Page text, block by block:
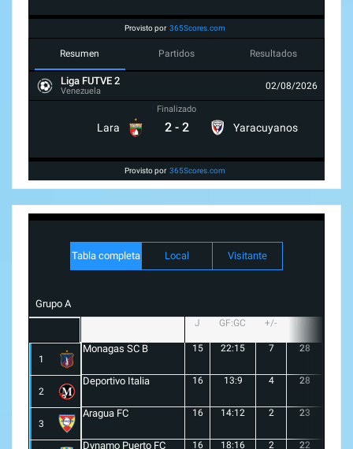
Provisto por 365Scores.com
Resumen Partidos Resultados
Liga FUTVE 2
Venezuela 02/08/2026
Lara
Finalizado
2 - 2 Yaracuyanos
Provisto por 365Scores.com
Tabla completa Local Visitante
Grupo A
J GF:GC +/-
1
Monagas SC B 15 22:15 7 28
2
Deportivo Italia 16 13:9 4 28
3
Aragua FC 16 14:12 2 23
Dynamo Puerto FC 16 18:16 2 22